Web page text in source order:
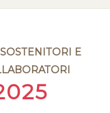
SOSTENITORI E